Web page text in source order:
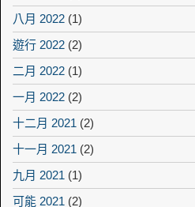
八月 2022 (1)
遊行 2022 (2)
二月 2022 (1)
一月 2022 (2)
十二月 2021 (2)
十一月 2021 (2)
九月 2021 (1)
可能 2021 (2)